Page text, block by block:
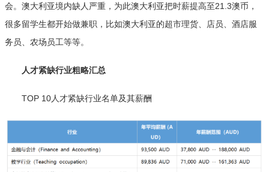
会。澳大利亚境内缺人严重，为此澳大利亚把时薪提高至21.3澳币，
很多留学生都开始做兼职，比如澳大利亚的超市理货、店员、酒店服
务员、农场员工等等。
人才紧缺行业粗略汇总
TOP 10人才紧缺行业名单及其薪酬